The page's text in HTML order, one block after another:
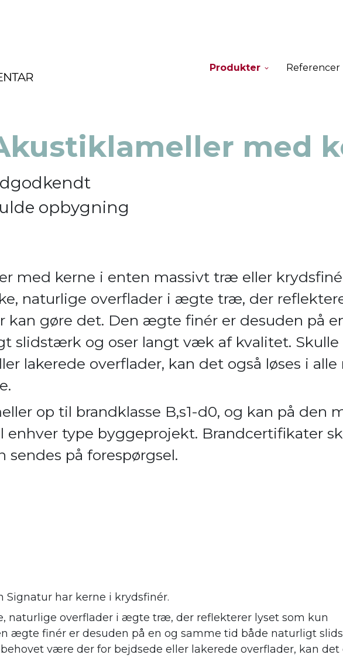
Produkter Referencer
med
opbygning
med kerne i enten massivt træ eller
naturlige overflader i ægte træ, der
kan gøre det. Den ægte finér er desuden på
slidstærk og oser langt væk af kvalitet. Skulle
lakerede overflader, kan det også løses i alle
op til brandklasse B,s1-d0, og kan på den
enhver type byggeprojekt. Brandcertifikater
sendes på forespørgsel.
Signatur har kerne i krydsfinér.
naturlige overflader i ægte træ, der reflekterer lyset som kun
ægte finér er desuden på en og samme tid både naturligt
være der for bejdsede eller lakerede overflader, kan det